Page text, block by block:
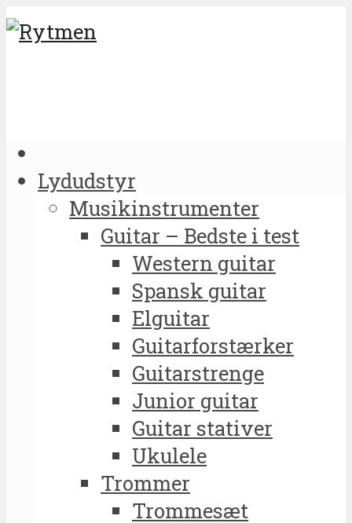
Lydudstyr
Musikinstrumenter
Guitar – Bedste i test
Western guitar
Spansk guitar
Elguitar
Guitarforstærker
Guitarstrenge
Junior guitar
Guitar stativer
Ukulele
Trommer
Trommesæt